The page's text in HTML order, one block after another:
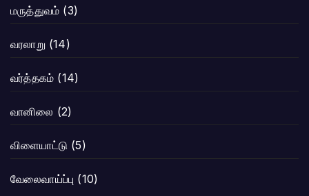
மருத்துவம் (3)
வரலாறு (14)
வர்த்தகம் (14)
வானிலை (2)
விளையாட்டு (5)
வேலைவாய்ப்பு (10)